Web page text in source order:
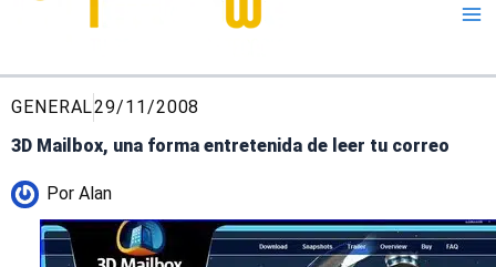
GENERAL29/11/2008
3D Mailbox, una forma entretenida de leer tu correo
Por Alan